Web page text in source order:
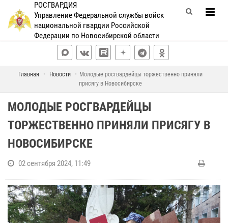
РОСГВАРДИЯ
Управление Федеральной службы войск
национальной гвардии Российской
Федерации по Новосибирской области
Главная Новости
Молодые росгвардейцы торжественно приняли
присягу в Новосибирске
МОЛОДЫЕ РОСГВАРДЕЙЦЫ
ТОРЖЕСТВЕННО ПРИНЯЛИ ПРИСЯГУ В
НОВОСИБИРСКЕ
02 сентября 2024, 11:49